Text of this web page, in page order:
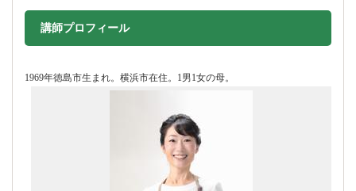
講師プロフィール
1969年徳島市生まれ。横浜市在住。1男1女の母。